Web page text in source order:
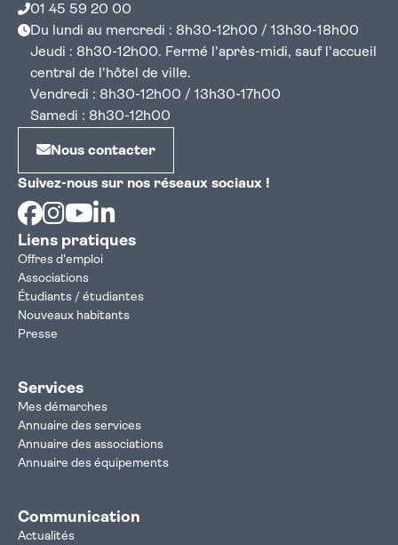
01 45 59 20 00
Du lundi au mercredi : 8h30-12h00 / 13h30-18h00
Jeudi : 8h30-12h00. Fermé l'après-midi, sauf l'accueil
central de l'hôtel de ville.
Vendredi : 8h30-12h00 / 13h30-17h00
Samedi : 8h30-12h00
Nous contacter
Suivez-nous sur nos réseaux sociaux !
Facebook
Instagram
Youtube
Liens pratiques
Offres d'emploi
Associations
Étudiants / étudiantes
Nouveaux habitants
Presse
Services
Mes démarches
Annuaire des services
Annuaire des associations
Annuaire des équipements
Communication
Actualités